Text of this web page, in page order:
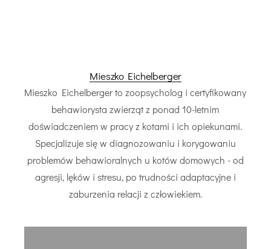
Mieszko Eichelberger
Mieszko Eichelberger to zoopsycholog i certyfikowany
behawiorysta zwierząt z ponad 10-letnim
doświadczeniem w pracy z kotami i ich opiekunami.
Specjalizuje się w diagnozowaniu i korygowaniu
problemów behawioralnych u kotów domowych - od
agresji, lęków i stresu, po trudności adaptacyjne i
zaburzenia relacji z człowiekiem.